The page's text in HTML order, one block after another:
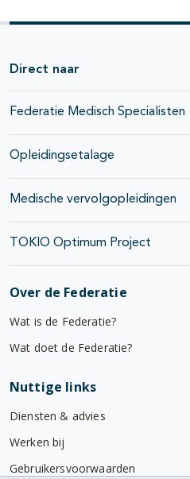
Direct naar
Federatie Medisch Specialisten
Opleidingsetalage
Medische vervolgopleidingen
TOKIO Optimum Project
Over de Federatie
Wat is de Federatie?
Wat doet de Federatie?
Nuttige links
Diensten & advies
Werken bij
Gebruikersvoorwaarden